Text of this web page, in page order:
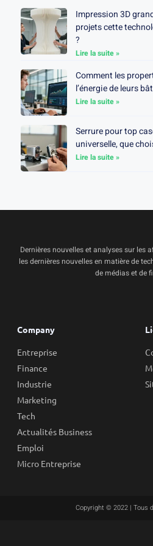
Impression 3D
projets cette
?
Lire la suite »
Comment les
l’énergie de leurs
Lire la suite »
Serrure pour top
universelle, que
Lire la suite »
Dernières nouvelles et analyses sur les
les dernières nouvelles en matière de
de médias et de
Company
Entreprise
Finance
Industrie
Marketing
Tech
Actualités Business
Emploi
Micro Entreprise
Copyright © 2022 | Tous